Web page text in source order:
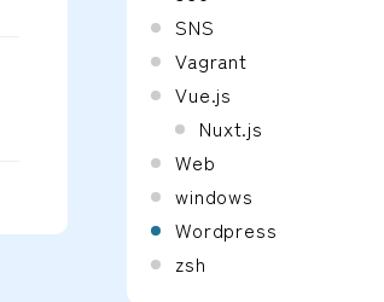
SNS
Vagrant
Vue.js
Nuxt.js
Web
windows
Wordpress
zsh